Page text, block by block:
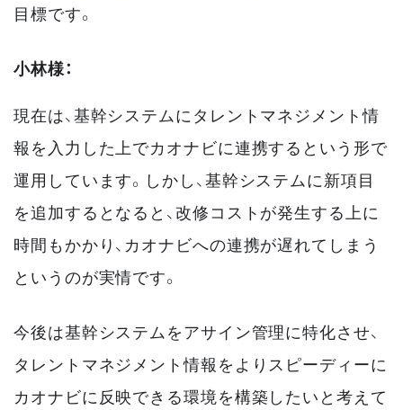
目標です。
小林様：
現在は、基幹システムにタレントマネジメント情
報を入力した上でカオナビに連携するという形で
運用しています。しかし、基幹システムに新項目
を追加するとなると、改修コストが発生する上に
時間もかかり、カオナビへの連携が遅れてしまう
というのが実情です。
今後は基幹システムをアサイン管理に特化させ、
タレントマネジメント情報をよりスピーディーに
カオナビに反映できる環境を構築したいと考えて